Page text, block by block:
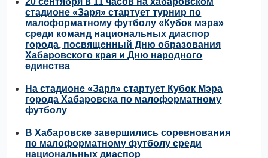
стадионе «Заря» стартует турнир по
малоформатному футболу «Кубок мэра»
среди команд национальных диаспор
города, посвященный Дню образования
Хабаровского края и Дню народного
единства
На стадионе «Заря» стартует Кубок Мэра
города Хабаровска по малоформатному
футболу
В Хабаровске завершились соревнования
по малоформатному футболу среди
национальных диаспор